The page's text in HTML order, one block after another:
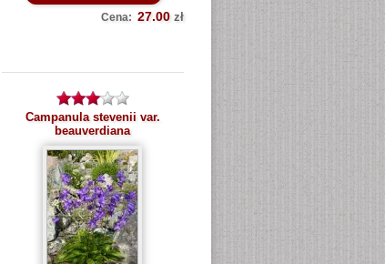
Cena: 27.00 zł
Campanula stevenii var.
beauverdiana